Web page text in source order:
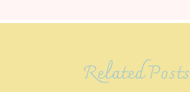
Related Posts